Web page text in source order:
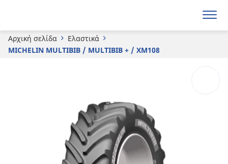
Αρχική σελίδα
Ελαστικά
MICHELIN MULTIBIB / MULTIBIB + / XM108